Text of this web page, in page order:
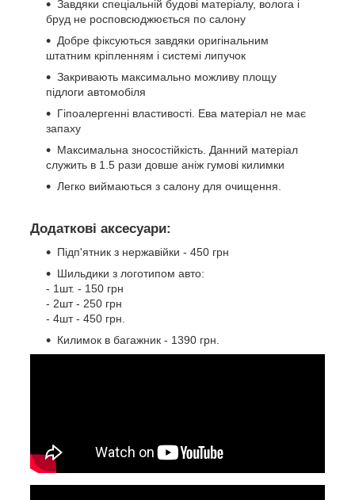
Завдяки спеціальній будові матеріалу, волога і
бруд не росповсюджюється по салону
Добре фіксуються завдяки оригінальним
штатним кріпленням і системі липучок
Закривають максимально можливу площу
підлоги автомобіля
Гіпоалергенні властивості. Ева матеріал не має
запаху
Максимальна зносостійкість. Данний матеріал
служить в 1.5 рази довше аніж гумові килимки
Легко виймаються з салону для очищення.
Додаткові аксесуари:
Підп'ятник з нержавійки - 450 грн
Шильдики з логотипом авто:
- 1шт. - 150 грн
- 2шт - 250 грн
- 4шт - 450 грн.
Килимок в багажник - 1390 грн.